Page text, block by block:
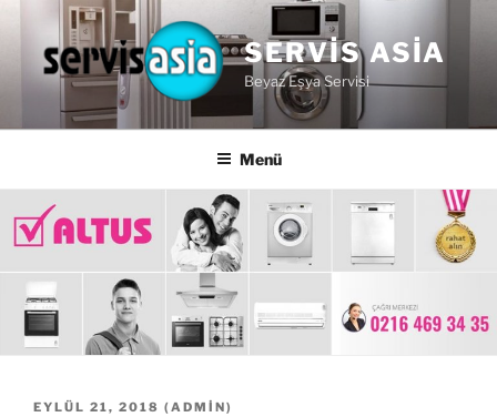
SERVIS ASIA
Beyaz Eşya Servisi
Menü
YAYIM
EYLÜL 21, 2018 ( ADMIN)